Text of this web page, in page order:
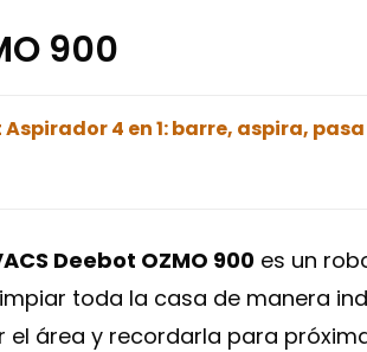
900
Deebot OZMO 900 es un
toda la casa de manera
el área y recordarla para